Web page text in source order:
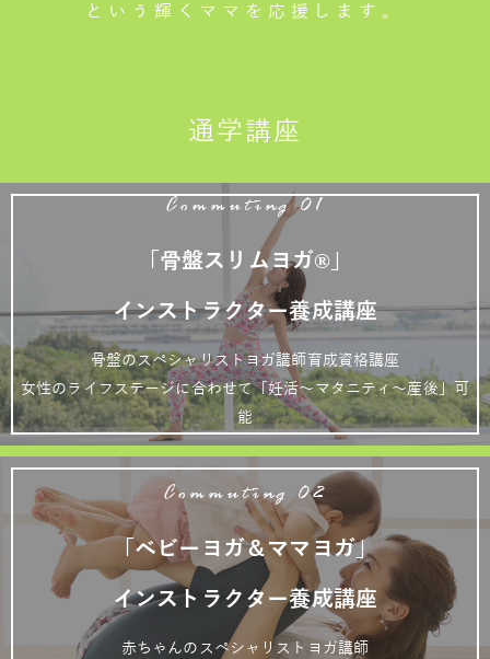
という輝くママを応援します。
通学講座
Commuting 01
「骨盤スリムヨガ®」
インストラクター養成講座
骨盤のスペシャリストヨガ講師育成資格講座
女性のライフステージに合わせて「妊活～マタニティ～産後」可
能
Commuting 02
「ベビーヨガ＆ママヨガ」
インストラクター養成講座
赤ちゃんのスペシャリストヨガ講師